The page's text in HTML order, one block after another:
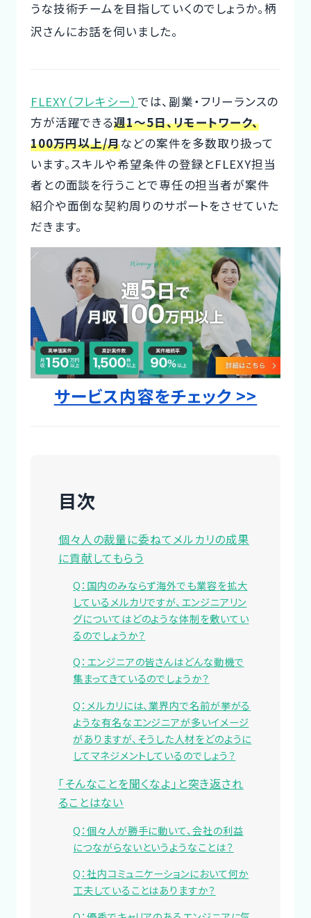
CTOインタビュー
CTO Interview
フリーランス副業ノウハウ
Freelance Know-How
利用企業事例
Examples of companies
デザイナー
Designer
うな技術チームを目指していくのでしょうか。柄
沢さんにお話を伺いました。
FLEXY（フレキシー） では、副業・フリーランスの
方が活躍できる週1～5日、リモートワーク、
100万円以上/月などの案件を多数取り扱って
います。スキルや希望条件の登録とFLEXY担当
者との面談を行うことで専任の担当者が案件
紹介や面倒な契約周りのサポートをさせていた
だきます。
サービス内容をチェック >>
目次
個々人の裁量に委ねてメルカリの成果
に貢献してもらう
Q：国内のみならず海外でも業容を拡大
しているメルカリですが、エンジニアリン
グについてはどのような体制を敷いてい
るのでしょうか？
Q：エンジニアの皆さんはどんな動機で
集まってきているのでしょうか？
Q：メルカリには、業界内で名前が挙がる
ような有名なエンジニアが多いイメージ
がありますが、そうした人材をどのように
してマネジメントしているのでしょう？
「そんなことを聞くなよ」と突き返され
ることはない
Q：個々人が勝手に動いて、会社の利益
につながらないというようなことは？
Q：社内コミュニケーションにおいて何か
工夫していることはありますか？